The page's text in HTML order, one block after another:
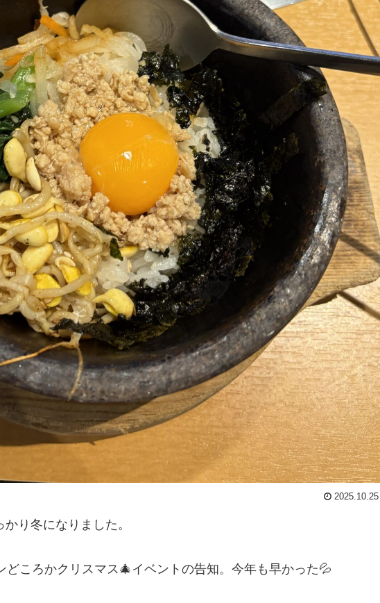
2025.10.25
り冬になりました。
どころかクリスマス🎄イベントの告知。今年も早かった💦